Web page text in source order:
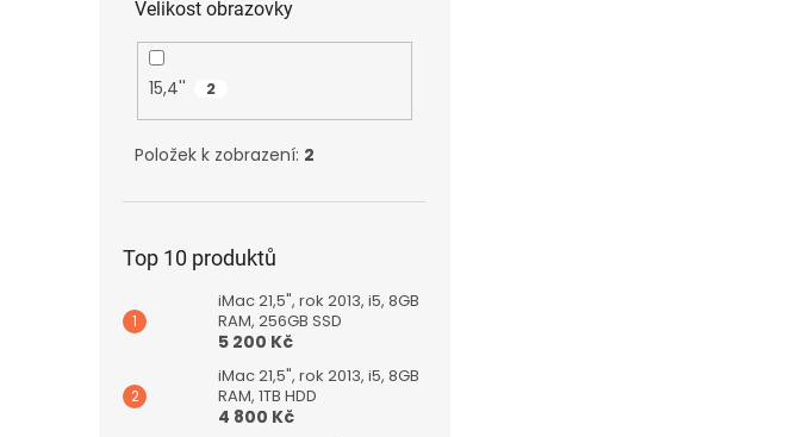
Velikost obrazovky
15,4'' 2
Položek k zobrazení: 2
Top 10 produktů
iMac 21,5", rok 2013, i5, 8GB
RAM, 256GB SSD
5 200 Kč
iMac 21,5", rok 2013, i5, 8GB
RAM, 1TB HDD
4 800 Kč